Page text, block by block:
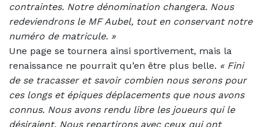
contraintes. Notre dénomination changera. Nous
redeviendrons le MF Aubel, tout en conservant notre
numéro de matricule. »
Une page se tournera ainsi sportivement, mais la
renaissance ne pourrait qu’en être plus belle. « Fini
de se tracasser et savoir combien nous serons pour
ces longs et épiques déplacements que nous avons
connus. Nous avons rendu libre les joueurs qui le
désiraient. Nous repartirons avec ceux qui ont